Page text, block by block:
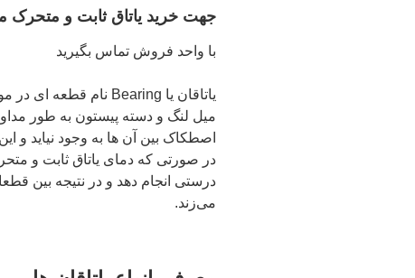
جهت خرید یاتاق ثابت و متحرک مزدا 3 و سایر قطعات اصلی
با واحد فروش تماس بگیرید
یاتاقان یا Bearing نام قطعه ای در موتور مزدا 3 است که بین میل لنگ و دسته پیستون قرار می گیرد.
میل لنگ و دسته پیستون به طور
اصطکاک بین آن ها به وجود نیاید و
می‌زند.